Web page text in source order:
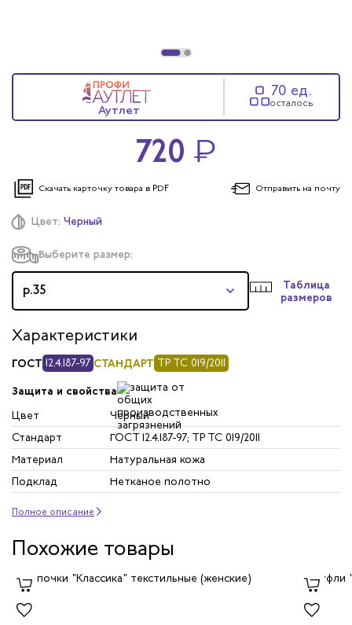
Цвет: Черный
Выберите размер:
р.35
Таблица
размеров
Характеристики
ГОСТ 12.4.187-97 СТАНДАРТ ТР ТС 019/2011
Защита и свойства
Цвет
Черный
Стандарт
ГОСТ 12.4.187-97; ТР ТС 019/2011
Материал
Натуральная кожа
Подклад
Нетканое полотно
Полное описание
Аутлет
70 ед.
осталось
720 ₽
Скачать карточку товара в PDF Отправить на почту
Похожие товары